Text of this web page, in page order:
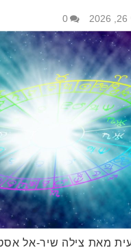
0
מאת צילה שיר-אל